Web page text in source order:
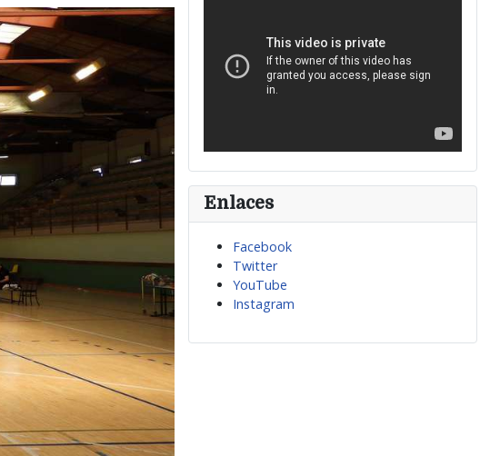
Enlaces
Facebook
Twitter
YouTube
Instagram